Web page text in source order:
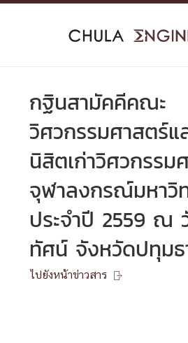
Skip
กฐินสามัคคีคณะ
วิศวกรรมศาสตร์แ
นิสิตเก่าวิศวกรรม
จุฬาลงกรณ์มหาวิ
ประจำปี 2559 ณ
ทัศน์ จังหวัดปทุม
ไปยังหน้าข่าวสาร 